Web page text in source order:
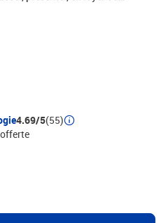
pour tout philatéliste
4.69/5(55)